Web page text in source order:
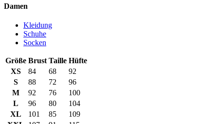
Damen
Kleidung
Schuhe
Socken
Größe Brust Taille Hüfte
XS
84 68
92
S
88 72
96
M
92 76
100
L
96 80
104
XL
101 85
109